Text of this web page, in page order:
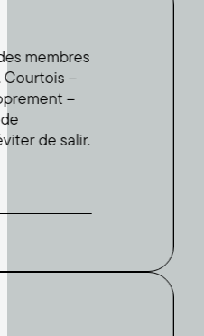
–
–
salir.